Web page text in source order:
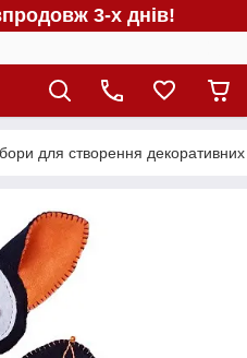
3-х днів!
для створення декоративних